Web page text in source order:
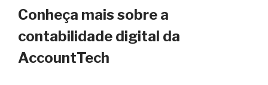
Conheça mais sobre a
contabilidade digital da
AccountTech